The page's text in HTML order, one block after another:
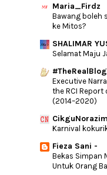
Maria_Firdz
Bawang boleh
ke Mitos?
SHALIMAR
Selamat Maju
Executive
the RCI Report
(2014–2020)
Karnival
Fieza Sani -
Bekas Simpan
Untuk Orang